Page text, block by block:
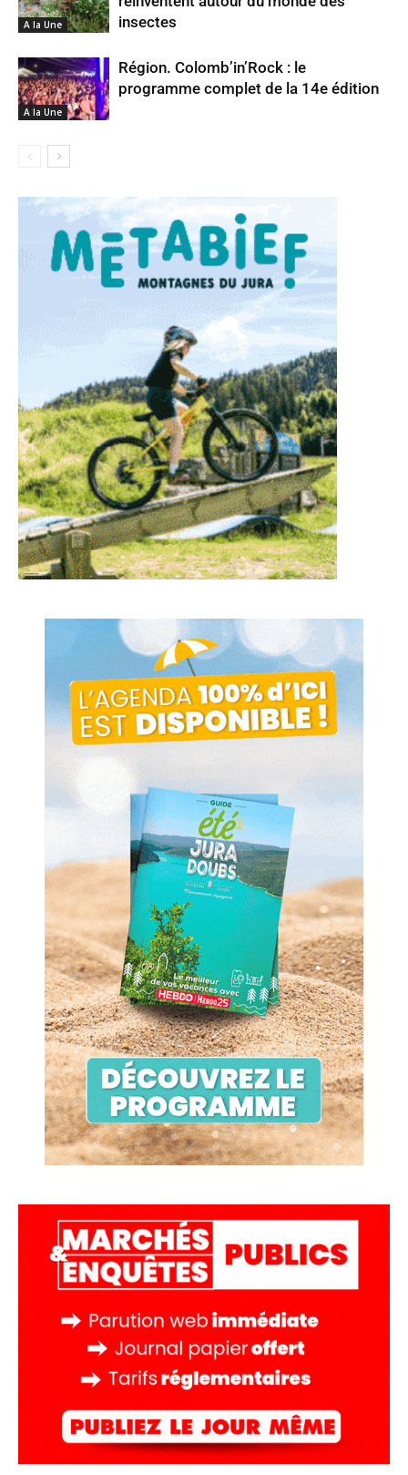
A la Une
insectes
A la Une
Région. Colomb’in’Rock : le
programme complet de la 14e édition